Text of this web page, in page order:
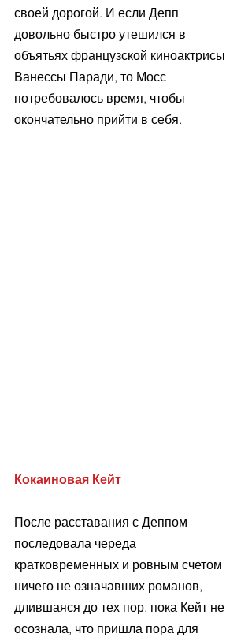
своей дорогой. И если Депп
довольно быстро утешился в
объятьях французской киноактрисы
Ванессы Паради, то Мосс
потребовалось время, чтобы
окончательно прийти в себя.
Кокаиновая Кейт
После расставания с Деппом
последовала череда
кратковременных и ровным счетом
ничего не означавших романов,
длившаяся до тех пор, пока Кейт не
осознала, что пришла пора для